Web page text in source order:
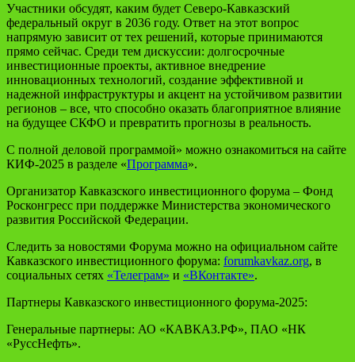
Участники обсудят, каким будет Северо-Кавказский
федеральный округ в 2036 году. Ответ на этот вопрос
напрямую зависит от тех решений, которые принимаются
прямо сейчас. Среди тем дискуссии: долгосрочные
инвестиционные проекты, активное внедрение
инновационных технологий, создание эффективной и
надежной инфраструктуры и акцент на устойчивом развитии
регионов – все, что способно оказать благоприятное влияние
на будущее СКФО и превратить прогнозы в реальность.
С полной деловой программой» можно ознакомиться на сайте
КИФ-2025 в разделе «Программа».
Организатор Кавказского инвестиционного форума – Фонд
Росконгресс при поддержке Министерства экономического
развития Российской Федерации.
Следить за новостями Форума можно на официальном сайте
Кавказского инвестиционного форума: forumkavkaz.org, в
социальных сетях «Телеграм» и «ВКонтакте».
Партнеры Кавказского инвестиционного форума-2025:
Генеральные партнеры: АО «КАВКАЗ.РФ», ПАО «НК
«РуссНефть».